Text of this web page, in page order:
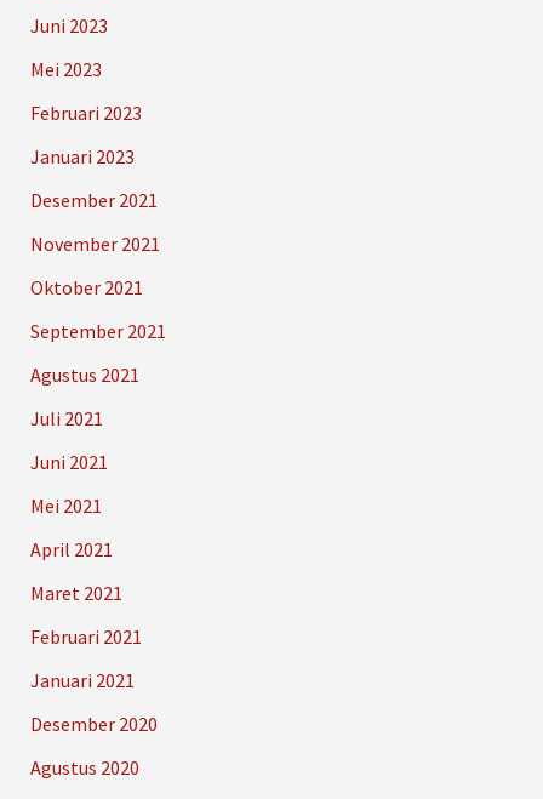
Juni 2023
Mei 2023
Februari 2023
Januari 2023
Desember 2021
November 2021
Oktober 2021
September 2021
Agustus 2021
Juli 2021
Juni 2021
Mei 2021
April 2021
Maret 2021
Februari 2021
Januari 2021
Desember 2020
Agustus 2020